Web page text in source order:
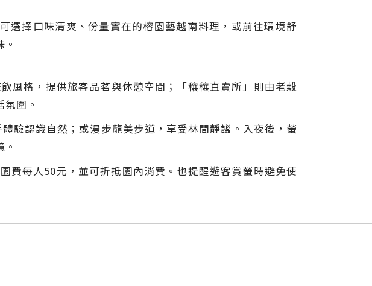
選擇口味清爽、份量實在的榕園藝越南料理，或前往環境舒
風格，提供旅客品茗與休憩空間；「穰穰直賣所」則由老穀
圍。
驗認識自然；或漫步龍美步道，享受林間靜謐。入夜後，螢
費每人50元，並可折抵園內消費。也提醒遊客賞螢時避免使